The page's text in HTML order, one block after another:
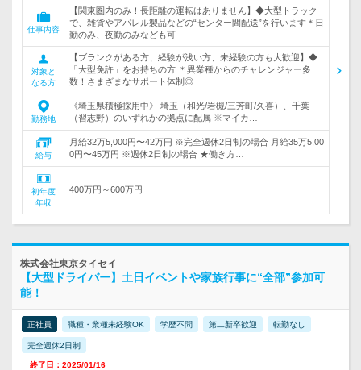
仕事内容
【関東圏内のみ！長距離の運転はありません】◆大型トラック
で、雑貨やアパレル製品などの“センター間配送”を行います＊日
勤のみ、夜勤のみなども可
対象と
なる方
【ブランクがある方、経験が浅い方、未経験の方も大歓迎】◆
「大型免許」をお持ちの方 ＊異業種からのチャレンジャー多
数！さまざまなサポート体制◎
勤務地
《埼玉県積極採用中》 埼玉（和光/岩槻/三芳町/久喜）、千葉
（習志野）のいずれかの拠点に配属 ※マイカ…
給与
月給32万5,000円〜42万円 ※完全週休2日制の場合 月給35万5,00
0円〜45万円 ※週休2日制の場合 ★働き方…
初年度
年収
400万円～600万円
株式会社東京タイセイ
【大型ドライバー】土日イベントや家族行事に“全部”参加可
能！
正社員 職種・業種未経験OK 学歴不問 第二新卒歓迎 転勤なし
完全週休2日制
終了日：2025/01/16